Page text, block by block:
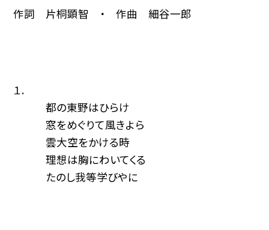
作詞 片桐顕智 ・ 作曲 細谷一郎
１.
都の東野はひらけ
窓をめぐりて風きよら
雲大空をかける時
理想は胸にわいてくる
たのし我等学びやに